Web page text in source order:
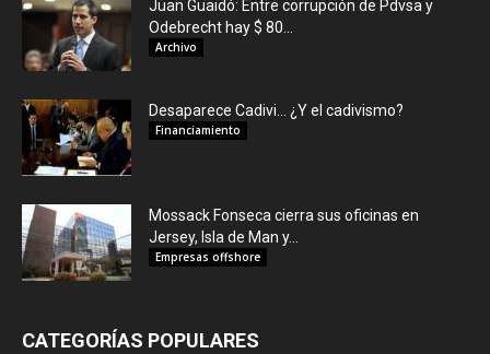
Juan Guaidó: Entre corrupción de Pdvsa y
Odebrecht hay $ 80...
Archivo
Desaparece Cadivi… ¿Y el cadivismo?
Financiamiento
Mossack Fonseca cierra sus oficinas en
Jersey, Isla de Man y...
Empresas offshore
CATEGORÍAS POPULARES